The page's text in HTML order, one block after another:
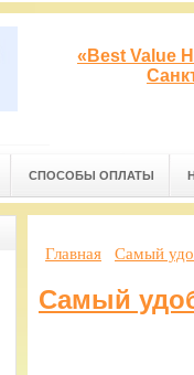
«Best Value
СПОСОБЫ ОПЛАТЫ
Главная Самый
Самый